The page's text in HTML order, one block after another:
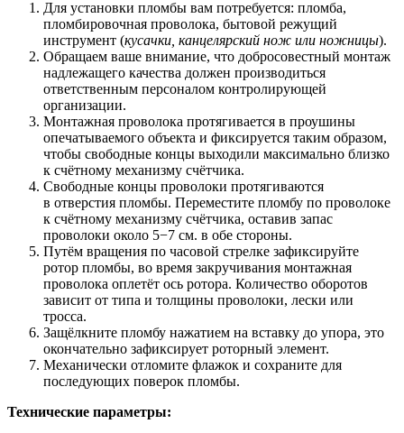
Для установки пломбы вам потребуется: пломба,
пломбировочная проволока, бытовой режущий
инструмент (кусачки, канцелярский нож или ножницы).
Обращаем ваше внимание, что добросовестный монтаж
надлежащего качества должен производиться
ответственным персоналом контролирующей
организации.
Монтажная проволока протягивается в проушины
опечатываемого объекта и фиксируется таким образом,
чтобы свободные концы выходили максимально близко
к счётному механизму счётчика.
Свободные концы проволоки протягиваются
в отверстия пломбы. Переместите пломбу по проволоке
к счётному механизму счётчика, оставив запас
проволоки около 5−7 см. в обе стороны.
Путём вращения по часовой стрелке зафиксируйте
ротор пломбы, во время закручивания монтажная
проволока оплетёт ось ротора. Количество оборотов
зависит от типа и толщины проволоки, лески или
тросса.
Защёлкните пломбу нажатием на вставку до упора, это
окончательно зафиксирует роторный элемент.
Механически отломите флажок и сохраните для
последующих поверок пломбы.
Технические параметры: